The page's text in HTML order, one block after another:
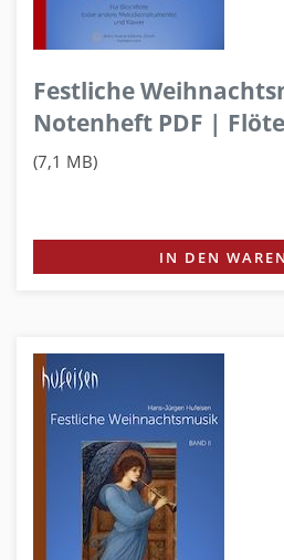
Festliche
Notenheft PDF |
(7,1 MB)
IN DEN